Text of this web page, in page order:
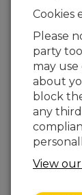
Cookies
Please
party
may
about
block
any
View